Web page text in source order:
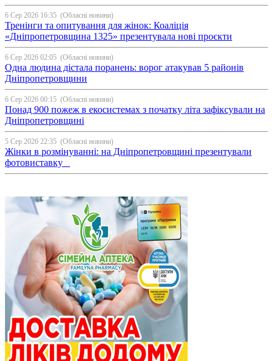
6 Сер 2026 16:35 (Обласні новини)
Тренінги та опитування для жінок: Коаліція
«Дніпропетровщина 1325» презентувала нові проєкти
6 Сер 2026 02:05 (Обласні новини)
Одна людина дістала поранень: ворог атакував 5 районів
Дніпропетровщини
6 Сер 2026 00:15 (Обласні новини)
Понад 900 пожеж в екосистемах з початку літа зафіксували на
Дніпропетровщині
5 Сер 2026 22:35 (Обласні новини)
Жінки в розмінуванні: на Дніпропетровщині презентували
фотовиставку